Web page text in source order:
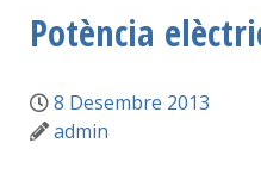
Potència
8 Desembre 2013
admin